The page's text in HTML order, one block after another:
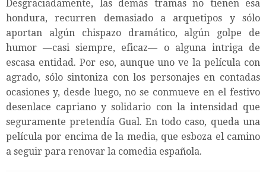
Desgraciadamente, las demás tramas no tienen esa
hondura, recurren demasiado a arquetipos y sólo
aportan algún chispazo dramático, algún golpe de
humor —casi siempre, eficaz— o alguna intriga de
escasa entidad. Por eso, aunque uno ve la película con
agrado, sólo sintoniza con los personajes en contadas
ocasiones y, desde luego, no se conmueve en el festivo
desenlace capriano y solidario con la intensidad que
seguramente pretendía Gual. En todo caso, queda una
película por encima de la media, que esboza el camino
a seguir para renovar la comedia española.